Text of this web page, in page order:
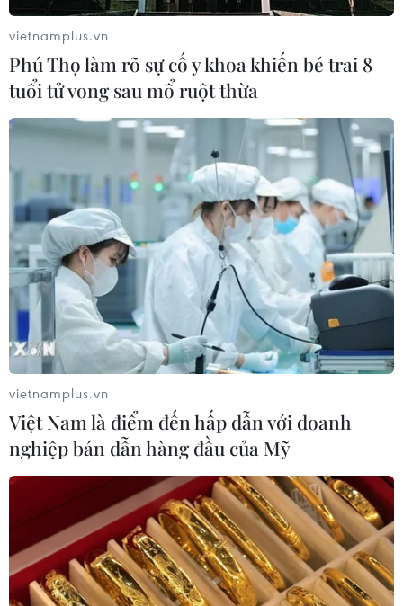
vietnamplus.vn
Phú Thọ làm rõ sự cố y khoa khiến bé trai 8
tuổi tử vong sau mổ ruột thừa
vietnamplus.vn
Việt Nam là điểm đến hấp dẫn với doanh
nghiệp bán dẫn hàng đầu của Mỹ